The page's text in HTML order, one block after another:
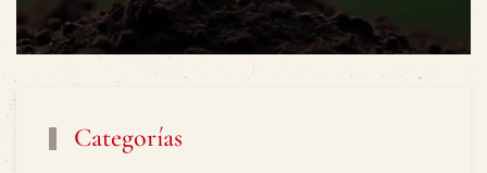
Categorías